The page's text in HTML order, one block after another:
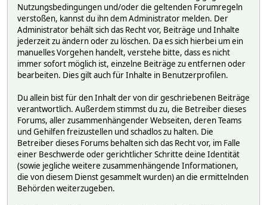
Nutzungsbedingungen und/oder die geltenden Forumregeln
verstoßen, kannst du ihn dem Administrator melden. Der
Administrator behält sich das Recht vor, Beiträge und Inhalte
jederzeit zu ändern oder zu löschen. Da es sich hierbei um ein
manuelles Vorgehen handelt, verstehe bitte, dass es nicht
immer sofort möglich ist, einzelne Beiträge zu entfernen oder
bearbeiten. Dies gilt auch für Inhalte in Benutzerprofilen.
Du allein bist für den Inhalt der von dir geschriebenen Beiträge
verantwortlich. Außerdem stimmst du zu, die Betreiber dieses
Forums, aller zusammenhängender Webseiten, deren Teams
und Gehilfen freizustellen und schadlos zu halten. Die
Betreiber dieses Forums behalten sich das Recht vor, im Falle
einer Beschwerde oder gerichtlicher Schritte deine Identität
(sowie jegliche weitere zusammenhängende Informationen,
die von diesem Dienst gesammelt wurden) an die ermittelnden
Behörden weiterzugeben.